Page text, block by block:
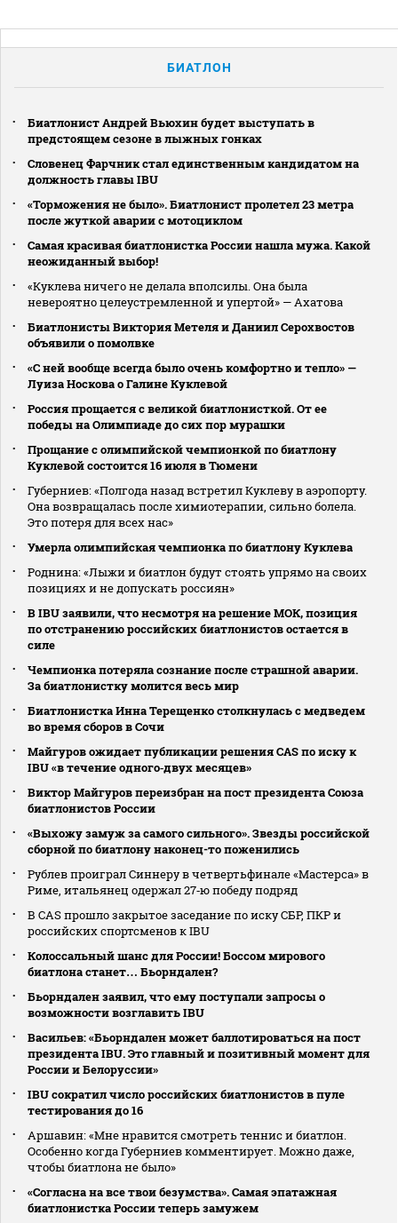
БИАТЛОН
Биатлонист Андрей Вьюхин будет выступать в
предстоящем сезоне в лыжных гонках
Словенец Фарчник стал единственным кандидатом на
должность главы IBU
«Торможения не было». Биатлонист пролетел 23 метра
после жуткой аварии с мотоциклом
Самая красивая биатлонистка России нашла мужа. Какой
неожиданный выбор!
«Куклева ничего не делала вполсилы. Она была
невероятно целеустремленной и упертой» — Ахатова
Биатлонисты Виктория Метеля и Даниил Серохвостов
объявили о помолвке
«С ней вообще всегда было очень комфортно и тепло» —
Луиза Носкова о Галине Куклевой
Россия прощается с великой биатлонисткой. От ее
победы на Олимпиаде до сих пор мурашки
Прощание с олимпийской чемпионкой по биатлону
Куклевой состоится 16 июля в Тюмени
Губерниев: «Полгода назад встретил Куклеву в аэропорту.
Она возвращалась после химиотерапии, сильно болела.
Это потеря для всех нас»
Умерла олимпийская чемпионка по биатлону Куклева
Роднина: «Лыжи и биатлон будут стоять упрямо на своих
позициях и не допускать россиян»
В IBU заявили, что несмотря на решение МОК, позиция
по отстранению российских биатлонистов остается в
силе
Чемпионка потеряла сознание после страшной аварии.
За биатлонистку молится весь мир
Биатлонистка Инна Терещенко столкнулась с медведем
во время сборов в Сочи
Майгуров ожидает публикации решения CAS по иску к
IBU «в течение одного‑двух месяцев»
Виктор Майгуров переизбран на пост президента Союза
биатлонистов России
«Выхожу замуж за самого сильного». Звезды российской
сборной по биатлону наконец-то поженились
Рублев проиграл Синнеру в четвертьфинале «Мастерса» в
Риме, итальянец одержал 27‑ю победу подряд
В CAS прошло закрытое заседание по иску СБР, ПКР и
российских спортсменов к IBU
Колоссальный шанс для России! Боссом мирового
биатлона станет… Бьорндален?
Бьорндален заявил, что ему поступали запросы о
возможности возглавить IBU
Васильев: «Бьорндален может баллотироваться на пост
президента IBU. Это главный и позитивный момент для
России и Белоруссии»
IBU сократил число российских биатлонистов в пуле
тестирования до 16
Аршавин: «Мне нравится смотреть теннис и биатлон.
Особенно когда Губерниев комментирует. Можно даже,
чтобы биатлона не было»
«Согласна на все твои безумства». Самая эпатажная
биатлонистка России теперь замужем